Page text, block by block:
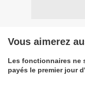
Vous aimerez
Les fonctionnaires ne
payés le premier jour